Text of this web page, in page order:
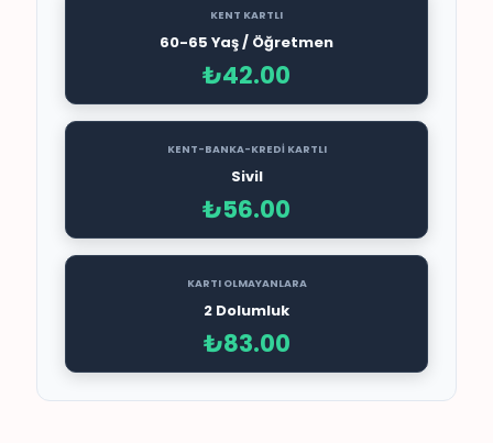
KENT KARTLI
60-65 Yaş / Öğretmen
₺42.00
KENT-BANKA-KREDİ KARTLI
Sivil
₺56.00
KARTI OLMAYANLARA
2 Dolumluk
₺83.00